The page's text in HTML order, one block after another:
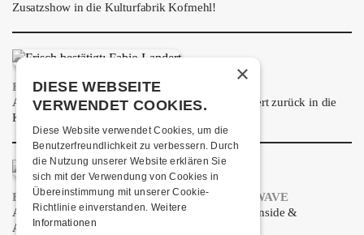
Zusatzshow in die Kulturfabrik Kofmehl!
FRISCH BESTÄTIGT: FABIO LANDERT
Am Donnerstag, 3. Juni 2027 kommt Fabio Landert zurück in die
Kulturfabrik Kofmehl!
FRISCH BESTÄTIGT: TENSIDE & AURORAWAVE
Am Donnerstag, 17. September 2026 kommen Tenside &
Aurorawave in die Kulturfabrik Kofmehl!
×
DIESE WEBSEITE
VERWENDET COOKIES.
Diese Website verwendet Cookies, um die
Benutzerfreundlichkeit zu verbessern. Durch
die Nutzung unserer Website erklären Sie
sich mit der Verwendung von Cookies in
Übereinstimmung mit unserer Cookie-
Richtlinie einverstanden. Weitere
Informationen